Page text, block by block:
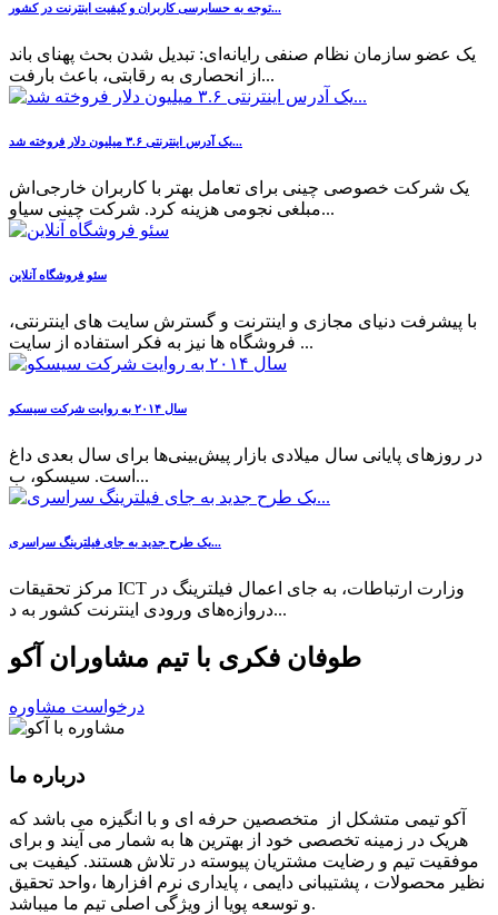
توجه به حسابرسی کاربران و کیفیت اینترنت در کشور...
یک عضو سازمان نظام صنفی رایانه‌ای: تبدیل شدن بحث پهنای باند
از انحصاری به رقابتی، باعث بارفت...
یک آدرس اینترنتی ۳.۶ میلیون دلار فروخته شد...
یک شرکت خصوصی چینی برای تعامل بهتر با کاربران خارجی‌اش
مبلغی نجومی هزینه کرد. شرکت چینی سیاو...
سئو فروشگاه آنلاین
با پیشرفت دنیای مجازی و اینترنت و گسترش سایت های اینترنتی،
فروشگاه ها نیز به فکر استفاده از سایت ...
سال ۲۰۱۴ به روایت شرکت سیسکو
در روزهای پایانی سال میلادی بازار پیش‏‌بینی‏‌ها برای سال بعدی داغ
است. سیسکو، ب...
یک طرح جدید به جای فیلترینگ سراسری...
مرکز تحقیقات ICT وزارت ارتباطات، به جای اعمال فیلترینگ در
دروازه‌های ورودی اینترنت کشور به د...
طوفان فکری با تیم مشاوران آکو
درخواست مشاوره
درباره ما
آكو تيمی متشکل از متخصصین حرفه ای و با انگیزه می باشد که
هریک در زمینه تخصصی خود از بهترین ها به شمار می آیند و برای
موفقیت تيم و رضایت مشتریان پیوسته در تلاش هستند. کیفیت بی
نظير محصولات ، پشتیبانی دايمی ، پایداری نرم افزارها ،واحد تحقیق
و توسعه پویا از ویژگی اصلی تیم ما میباشد.